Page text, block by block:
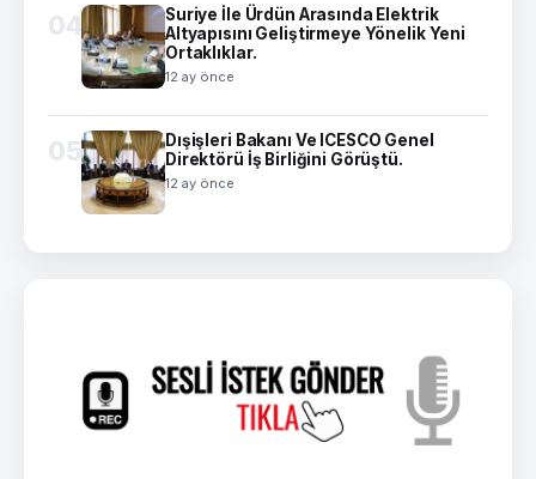
04
Suriye İle Ürdün Arasında Elektrik
Altyapısını Geliştirmeye Yönelik Yeni
Ortaklıklar.
12 ay önce
05
Dışişleri Bakanı Ve ICESCO Genel
Direktörü İş Birliğini Görüştü.
12 ay önce